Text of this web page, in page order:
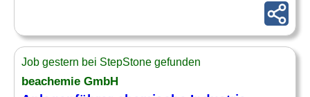
Job gestern bei StepStone gefunden
beachemie GmbH